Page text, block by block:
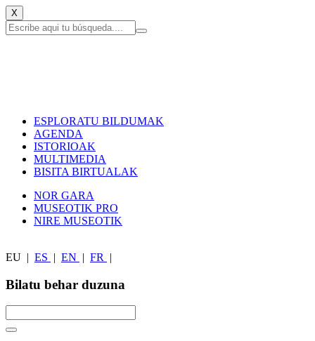
X
ESPLORATU BILDUMAK
AGENDA
ISTORIOAK
MULTIMEDIA
BISITA BIRTUALAK
NOR GARA
MUSEOTIK PRO
NIRE MUSEOTIK
EU | ES | EN | FR |
Bilatu behar duzuna